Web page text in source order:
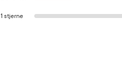
1 stjerne